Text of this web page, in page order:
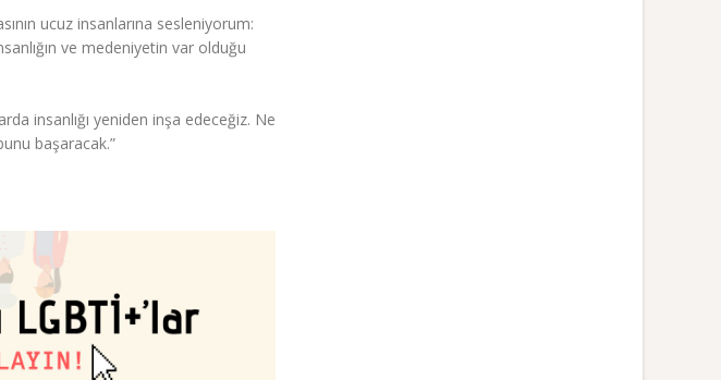
ucuz insanlarına sesleniyorum:
ve medeniyetin var olduğu
insanlığı yeniden inşa edeceğiz. Ne
başaracak.”